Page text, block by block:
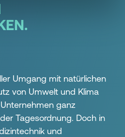
Umgang mit natürlichen
von Umwelt und Klima
ganz
Tagesordnung. Doch in
und